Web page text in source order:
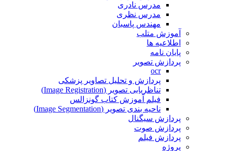
مدرس نادری
مدرس نظری
مهندس پاسبان
آموزش متلب
اطلاعیه ها
پایان نامه
پردازش تصویر
ocr
پردازش و تحلیل تصاویر پزشکی
تناظریابی تصویر (Image Registration)
فیلم آموزش کتاب گونزالس
ناحیه بندی تصویر (Image Segmentation)
پردازش سیگنال
پردازش صوت
پردازش فیلم
پروژه